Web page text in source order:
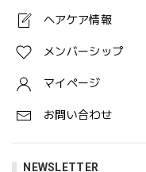
ヘアケア情報
メンバーシップ
マイページ
お問い合わせ
NEWSLETTER